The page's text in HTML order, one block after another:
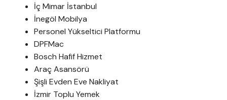
İç Mimar İstanbul
İnegöl Mobilya
Personel Yükseltici Platformu
DPFMac
Bosch Hafif Hizmet
Araç Asansörü
Şişli Evden Eve Nakliyat
İzmir Toplu Yemek